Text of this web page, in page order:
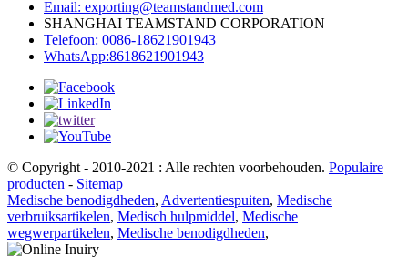
Email: exporting@teamstandmed.com
SHANGHAI TEAMSTAND CORPORATION
Telefoon: 0086-18621901943
WhatsApp:8618621901943
© Copyright - 2010-2021 : Alle rechten voorbehouden. Populaire
producten - Sitemap
Medische benodigdheden, Advertentiespuiten, Medische
verbruiksartikelen, Medisch hulpmiddel, Medische
wegwerpartikelen, Medische benodigdheden,